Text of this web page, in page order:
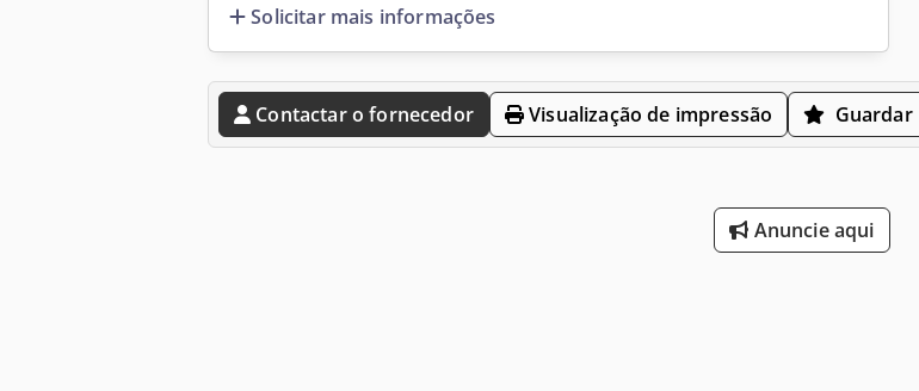
Solicitar mais informações
Contactar o fornecedor Visualização de impressão Guardar
Anuncie aqui